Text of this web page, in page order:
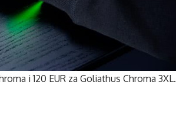
i 120 EUR za Goliathus Chroma 3XL.